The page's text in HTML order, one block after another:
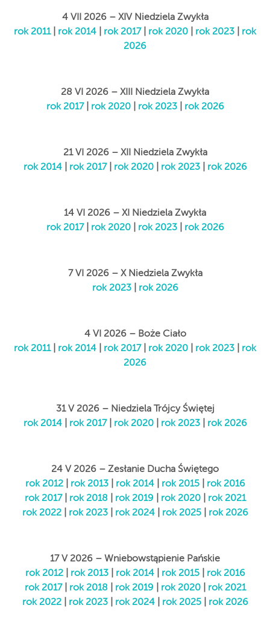
4 VII 2026 – XIV Niedziela Zwykła
rok 2011| rok 2014 rok 2017 rok 2020 rok 2023
rok
2026
28 VI 2026 – XIII Niedziela Zwykła
rok 2017| rok 2020| rok 2023| rok 2026
21 VI 2026 – XII Niedziela Zwykła
rok 2014| rok 2017| rok 2020| rok 2023| rok 2026
14 VI 2026 – XI Niedziela Zwykła
rok 2017| rok 2020| rok 2023| rok 2026
7 VI 2026 – X Niedziela Zwykła
rok 2023| rok 2026
4 VI 2026 – Boże Ciało
rok 2011| rok 2014 rok 2017 rok 2020 rok 2023
rok
2026
31 V 2026 – Niedziela Trójcy Świętej
rok 2014| rok 2017| rok 2020| rok 2023| rok 2026
24 V 2026 – Zesłanie Ducha Świętego
rok 2012| rok 2013| rok 2014| rok 2015| rok 2016
rok 2017| rok 2018| rok 2019| rok 2020| rok 2021
rok 2022| rok 2023| rok 2024| rok 2025| rok 2026
17 V 2026 – Wniebowstąpienie Pańskie
rok 2012| rok 2013| rok 2014| rok 2015| rok 2016
rok 2017| rok 2018| rok 2019| rok 2020| rok 2021
rok 2022| rok 2023| rok 2024| rok 2025| rok 2026